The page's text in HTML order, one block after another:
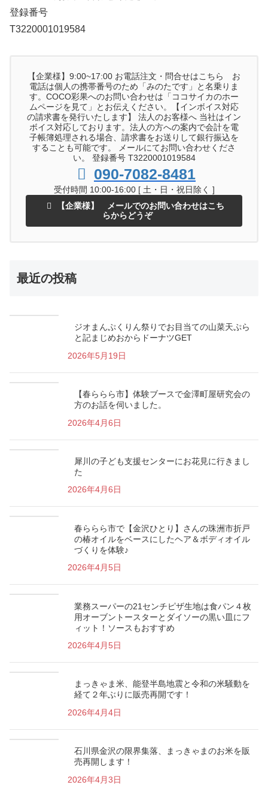
登録番号
T3220001019584
【企業様】9:00~17:00 お電話注文・問合せはこちら お
電話は個人の携帯番号のため「みのたです」と名乗りま
す。COCO彩果へのお問い合わせは「ココサイカのホー
ムページを見て」とお伝えください。【インボイス対応
の請求書を発行いたします】 法人のお客様へ 当社はイン
ボイス対応しております。法人の方への案内で会計を電
子帳簿処理される場合、請求書をお送りして銀行振込を
することも可能です。 メールにてお問い合わせくださ
い。 登録番号 T3220001019584
090-7082-8481
受付時間 10:00-16:00 [ 土・日・祝日除く ]
【企業様】 メールでのお問い合わせはこち
らからどうぞ
最近の投稿
ジオまんぷくりん祭りでお目当ての山菜天ぷら
と記まじめおからドーナツGET
2026年5月19日
【春ららら市】体験ブースで金澤町屋研究会の
方のお話を伺いました。
2026年4月6日
犀川の子ども支援センターにお花見に行きまし
た
2026年4月6日
春ららら市で【金沢ひとり】さんの珠洲市折戸
の椿オイルをベースにしたヘア＆ボディオイル
づくりを体験♪
2026年4月5日
業務スーパーの21センチピザ生地は食パン４枚
用オーブントースターとダイソーの黒い皿にフ
ィット！ソースもおすすめ
2026年4月5日
まっきゃま米、能登半島地震と令和の米騒動を
経て２年ぶりに販売再開です！
2026年4月4日
石川県金沢の限界集落、まっきゃまのお米を販
売再開します！
2026年4月3日